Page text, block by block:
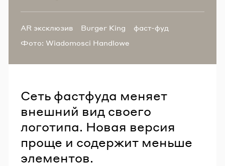
Теги:
AR эксклюзив Burger King
фаст-фуд
Фото: Wiadomosci Handlowe
Сеть фастфуда меняет
внешний вид своего
логотипа. Новая версия
проще и содержит меньше
элементов.